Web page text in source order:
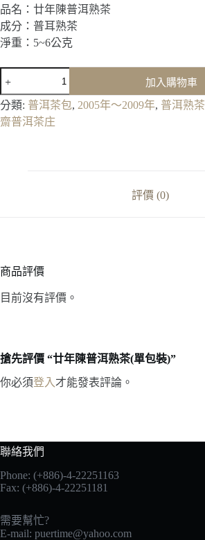
品名：廿年陳普洱熟茶
成分：普耳熟茶
淨重：5~6公克
陳
普
加入購物車
分類: 普洱茶包, 2005年～2009年, 普洱熟茶
齋普洱茶庄
評價 (0)
商品評價
目前沒有評價。
搶先評價 “廿年陳普洱熟茶(單包裝)”
你必須登入才能發表評論。
聯絡我們
Phone: (+886)-4-22251163
Fax: (+886)-4-22251181
需要幫忙?
E-mail: puertime@yahoo.com